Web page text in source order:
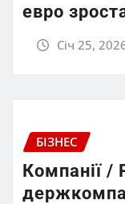
евро
Січ 25,
БІЗНЕС
Компанії /